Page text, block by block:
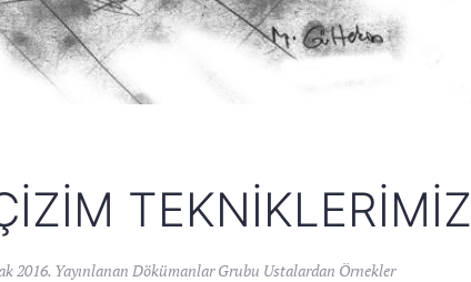
TEKNIKLERIMIZ
2016. Yayınlanan Dökümanlar Grubu Ustalardan Örnekler